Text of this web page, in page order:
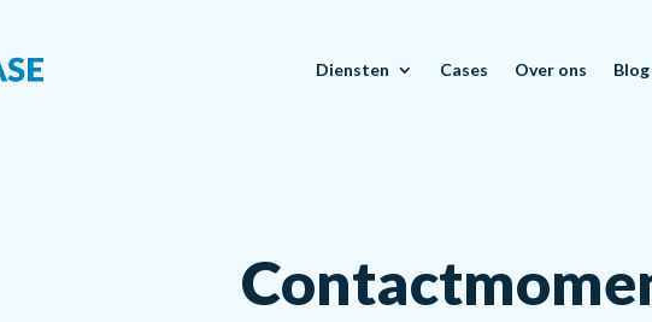
Diensten Cases Over ons Blog